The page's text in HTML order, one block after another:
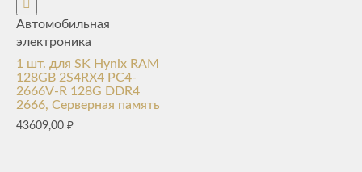
Автомобильная
электроника
1 шт. для SK Hynix RAM
128GB 2S4RX4 PC4-
2666V-R 128G DDR4
2666, Серверная память
43609,00 ₽